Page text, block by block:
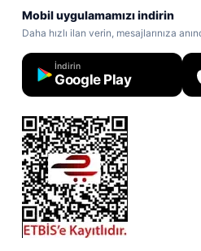
Mobil uygulamamızı indirin
Daha hızlı ilan verin, mesajlarınıza
İndirin
Google Play
ETBİS